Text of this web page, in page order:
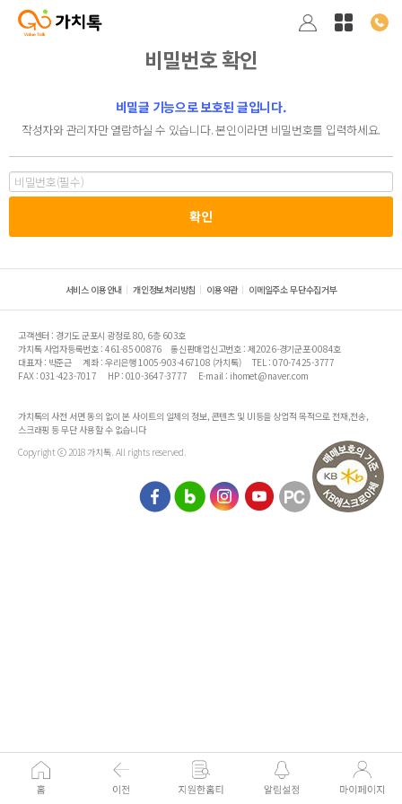
비밀번호 확인
비밀글 기능으로 보호된 글입니다.
작성자와 관리자만 열람하실 수 있습니다. 본인이라면 비밀번호를 입력하세요.
서비스 이용안내 개인정보처리방침 이용약관 이메일주소 무단수집거부
고객센터 : 경기도 군포시 광정로 80, 6층 603호
가치톡 사업자등록번호 : 461-85-00876
통신판매업신고번호 : 제2026-경기군포-0084호
대표자 : 박준근
계좌 : 우리은행 1005-903-467108 (가치톡)
TEL : 070-7425-3777
FAX : 031-423-7017
HP : 010-3647-3777 E-mail : ihomet@naver.com
가치톡의 사전 서면 동의 없이 본 사이트의 일체의 정보, 콘텐츠 및 UI등을 상업적 목적으로 전재,전송,
스크래핑 등 무단 사용할 수 없습니다
Copyright ⓒ 2018 가치톡. All rights reserved.